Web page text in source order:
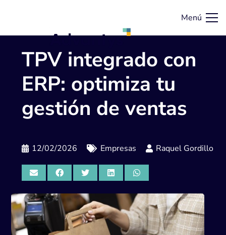
Menú
TPV integrado con
ERP: optimiza tu
gestión de ventas
12/02/2026 Empresas Raquel Gordillo